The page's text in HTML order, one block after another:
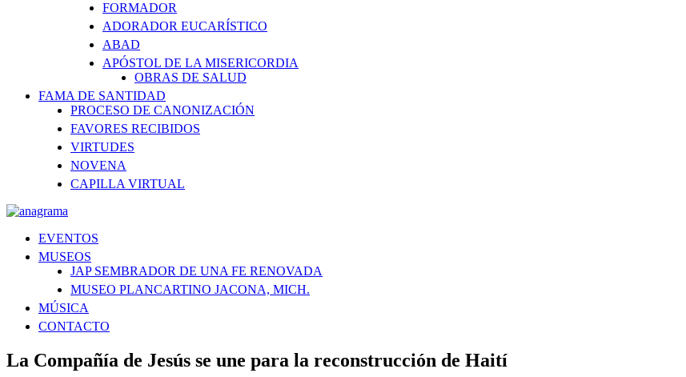
FORMADOR
ADORADOR EUCARÍSTICO
ABAD
APÓSTOL DE LA MISERICORDIA
OBRAS DE SALUD
FAMA DE SANTIDAD
PROCESO DE CANONIZACIÓN
FAVORES RECIBIDOS
VIRTUDES
NOVENA
CAPILLA VIRTUAL
EVENTOS
MUSEOS
JAP SEMBRADOR DE UNA FE RENOVADA
MUSEO PLANCARTINO JACONA, MICH.
MÚSICA
CONTACTO
La Compañía de Jesús se une para la reconstrucción de Haití